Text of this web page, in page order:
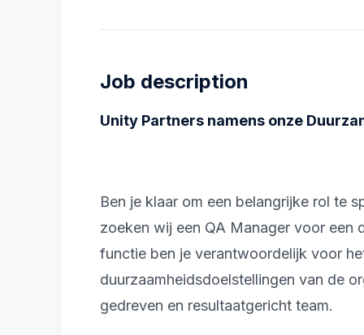
Job description
Unity Partners namens onze
Ben je klaar om een belangrijke rol te
zoeken wij een QA Manager voor een
functie ben je verantwoordelijk voor
duurzaamheidsdoelstellingen van de
gedreven en resultaatgericht team.